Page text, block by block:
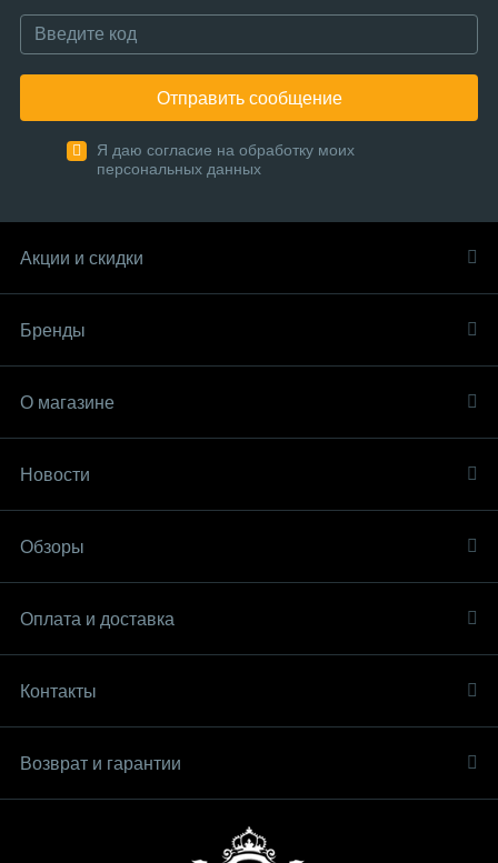
Отправить сообщение
Я даю согласие на обработку моих
персональных данных
Акции и скидки
Бренды
О магазине
Новости
Обзоры
Оплата и доставка
Контакты
Возврат и гарантии